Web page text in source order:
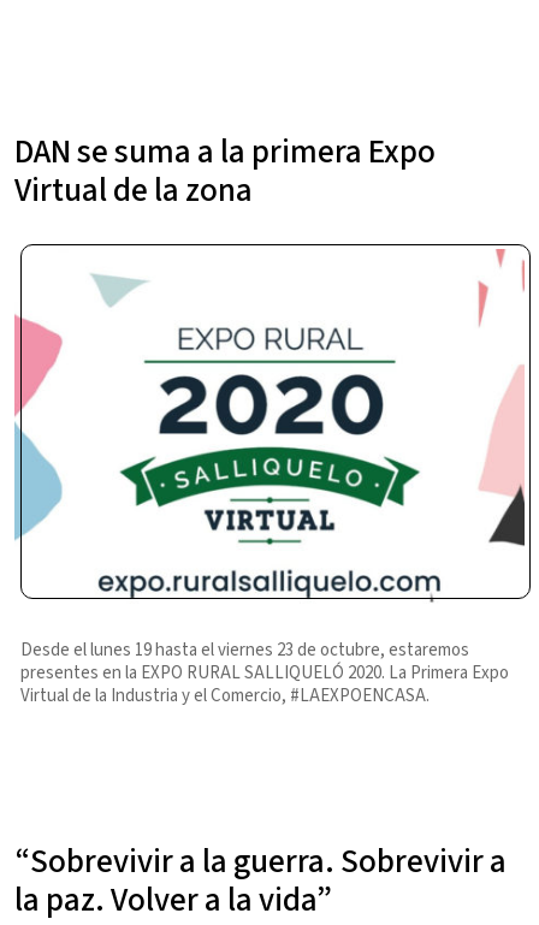
DAN se suma a la primera Expo
Virtual de la zona
Desde el lunes 19 hasta el viernes 23 de octubre, estaremos
presentes en la EXPO RURAL SALLIQUELÓ 2020. La Primera Expo
Virtual de la Industria y el Comercio, #LAEXPOENCASA.
“Sobrevivir a la guerra. Sobrevivir a
la paz. Volver a la vida”